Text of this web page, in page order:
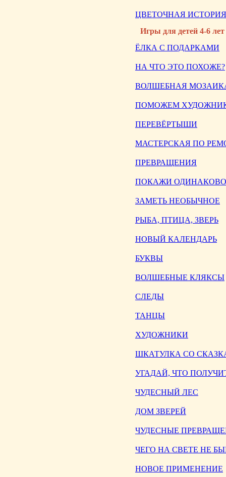
ЦВЕТОЧНАЯ ИСТОРИЯ
Игры для детей 4-6 лет
ЁЛКА С ПОДАРКАМИ
НА ЧТО ЭТО ПОХОЖЕ?
ВОЛШЕБНАЯ
ПОМОЖЕМ
ПЕРЕВЁРТЫШИ
МАСТЕРСКАЯ ПО
ПРЕВРАЩЕНИЯ
ПОКАЖИ
ЗАМЕТЬ НЕОБЫЧНОЕ
РЫБА, ПТИЦА, ЗВЕРЬ
НОВЫЙ КАЛЕНДАРЬ
БУКВЫ
ВОЛШЕБНЫЕ КЛЯКСЫ
СЛЕДЫ
ТАНЦЫ
ХУДОЖНИКИ
ШКАТУЛКА СО
УГАДАЙ, ЧТО
ЧУДЕСНЫЙ ЛЕС
ДОМ ЗВЕРЕЙ
ЧУДЕСНЫЕ
ЧЕГО НА СВЕТЕ НЕ
НОВОЕ ПРИМЕНЕНИЕ